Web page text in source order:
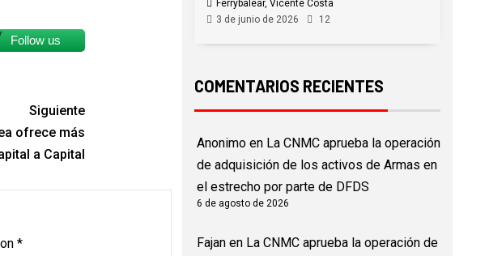
Follow us
Siguiente
ofrece más
a Capital
*
Ferrybalear, Vicente Costa
3 de junio de 2026
12
COMENTARIOS RECIENTES
Anonimoen La CNMC aprueba la operación
de adquisición de los activos de Armas en
el estrecho por parte de DFDS
6 de agosto de 2026
Fajanen La CNMC aprueba la operación de